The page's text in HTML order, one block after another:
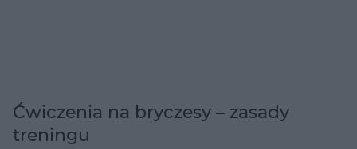
Ćwiczenia na bryczesy – zasady
treningu